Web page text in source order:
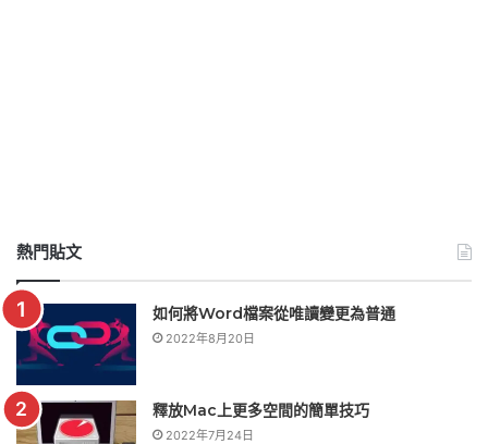
熱門貼文
如何將Word檔案從唯讀變更為普通
2022年8月20日
釋放Mac上更多空間的簡單技巧
2022年7月24日